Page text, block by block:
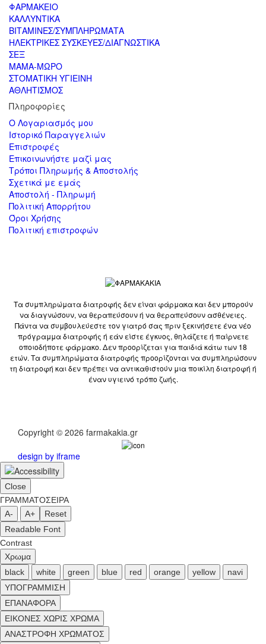
ΦΑΡΜΑΚΕΙΟ
ΚΑΛΛΥΝΤΙΚΑ
ΒΙΤΑΜΙΝΕΣ/ΣΥΜΠΛΗΡΩΜΑΤΑ
ΗΛΕΚΤΡΙΚΕΣ ΣΥΣΚΕΥΕΣ/ΔΙΑΓΝΩΣΤΙΚΑ
ΣΕΞ
ΜΑΜΑ-ΜΩΡΟ
ΣΤΟΜΑΤΙΚΗ ΥΓΙΕΙΝΗ
ΑΘΛΗΤΙΣΜΟΣ
Πληροφορίες
Ο Λογαριασμός μου
Ιστορικό Παραγγελιών
Επιστροφές
Επικοινωνήστε μαζί μας
Τρόποι Πληρωμής & Αποστολής
Σχετικά με εμάς
Αποστολή - Πληρωμή
Πολιτική Απορρήτου
Όροι Χρήσης
Πολιτική επιστροφών
Τα συμπληρώματα διατροφής δεν είναι φάρμακα και δεν μπορούν
να διαγνώσουν, να θεραπεύσουν ή να θεραπεύσουν ασθένειες.
Πάντα να συμβουλεύεστε τον γιατρό σας πριν ξεκινήσετε ένα νέο
πρόγραμμα διατροφής ή εάν είστε έγκυος, θηλάζετε ή παίρνετε
οποιοδήποτε φάρμακο. Δεν προορίζεται για παιδιά κάτω των 18
ετών. Τα συμπληρώματα διατροφής προορίζονται να συμπληρώσουν
τη διατροφή και δεν πρέπει να αντικαθιστούν μια ποικίλη διατροφή ή
έναν υγιεινό τρόπο ζωής.
Copyright © 2026 farmakakia.gr
design by iframe
Close
ΓΡΑΜΜΑΤΟΣΕΙΡΑ
A-
A+
Reset
Readable Font
Contrast
Χρωμα
black
white green blue red orange yellow
navi
ΥΠΟΓΡΑΜΜΙΣΗ
ΕΠΑΝΑΦΟΡΑ
ΕΙΚΟΝΕΣ ΧΩΡΙΣ ΧΡΩΜΑ
ΑΝΑΣΤΡΟΦΗ ΧΡΩΜΑΤΟΣ